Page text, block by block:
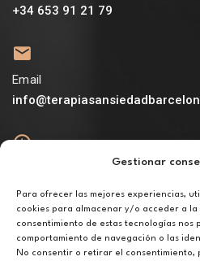
Gestionar
Para ofrecer las mejores experiencias,
cookies para almacenar y/o acceder a la
consentimiento de estas tecnologías nos
comportamiento de navegación o las
No consentir o retirar el consentimiento,
+34 653 91 21 79
Email
De lunes a viernes de 10h a 20h
Aviso legal
Política de privacidad